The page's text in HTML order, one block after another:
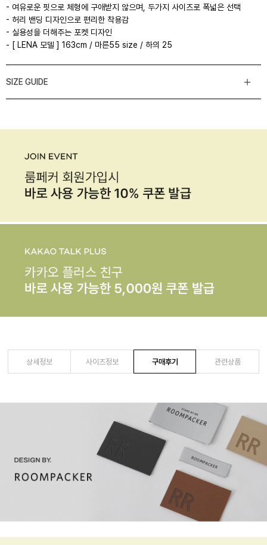
- 여유로운 핏으로 체형에 구애받지 않으며, 두가지 사이즈로 폭넓은 선택
- 허리 밴딩 디자인으로 편리한 착용감
- 실용성을 더해주는 포켓 디자인
- [ LENA 모델 ] 163cm / 마른55 size / 하의 25
SIZE GUIDE
상세정보 사이즈정보 구매후기 관련상품